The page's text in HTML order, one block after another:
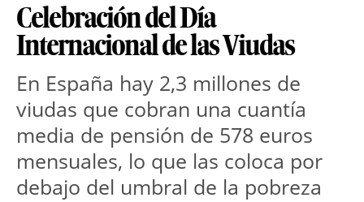
Celebración del Día
Internacional de las Viudas
En España hay 2,3 millones de
viudas que cobran una cuantía
media de pensión de 578 euros
mensuales, lo que las coloca por
debajo del umbral de la pobreza